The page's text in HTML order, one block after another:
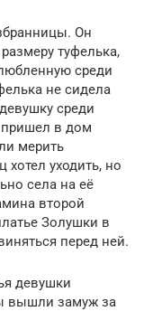
Он
туфелька,
среди
не сидела
среди
в дом
мерить
уходить, но
села на её
второй
Золушки в
перед ней.
девушки
вышли замуж за